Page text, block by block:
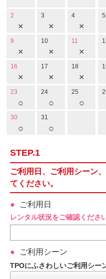
2
×
3
×
4
×
5
9
×
10
×
11
×
16
×
17
×
18
×
23
○
24
○
25
○
30
○
31
○
STEP.1
ご利用日、ご利用シーン
てください。
ご利用日
レンタル状況をご確認くださ
ご利用シーン
TPOにふさわしいご利用シー